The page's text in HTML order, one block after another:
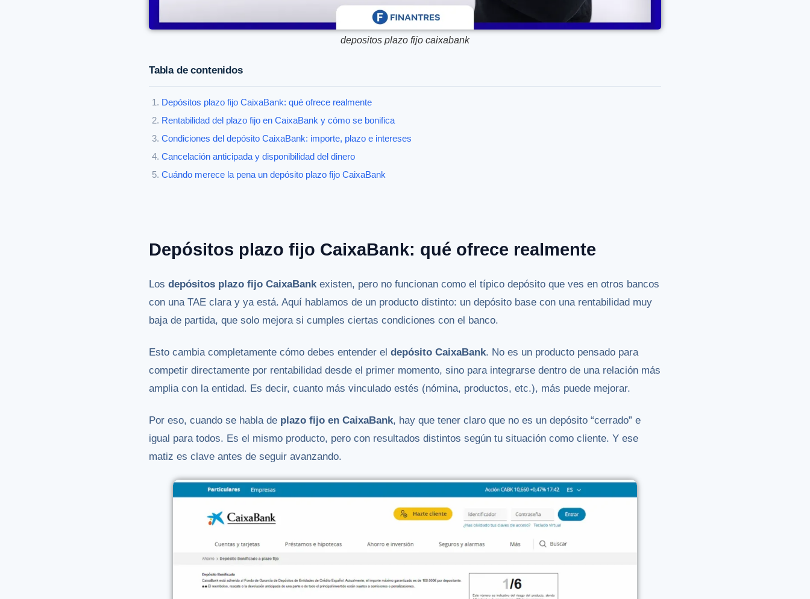
depositos plazo fijo caixabank
Tabla de contenidos
Depósitos plazo fijo CaixaBank: qué ofrece realmente
Rentabilidad del plazo fijo en CaixaBank y cómo se bonifica
Condiciones del depósito CaixaBank: importe, plazo e intereses
Cancelación anticipada y disponibilidad del dinero
Cuándo merece la pena un depósito plazo fijo CaixaBank
Depósitos plazo fijo CaixaBank: qué ofrece realmente
Los depósitos plazo fijo CaixaBankexisten, pero no funcionan como el típico depósito que ves en otros bancos
con una TAE clara y ya está. Aquí hablamos de un producto distinto: un depósito base con una rentabilidad muy
baja de partida, que solo mejora si cumples ciertas condiciones con el banco.
Esto cambia completamente cómo debes entender el depósito CaixaBank. No es un producto pensado para
competir directamente por rentabilidad desde el primer momento, sino para integrarse dentro de una relación más
amplia con la entidad. Es decir, cuanto más vinculado estés (nómina, productos, etc.), más puede mejorar.
Por eso, cuando se habla de plazo fijo en CaixaBank, hay que tener claro que no es un depósito “cerrado” e
igual para todos. Es el mismo producto, pero con resultados distintos según tu situación como cliente. Y ese
matiz es clave antes de seguir avanzando.